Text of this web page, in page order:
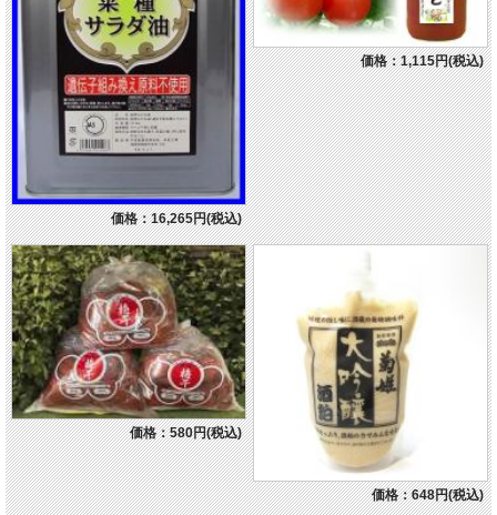
価格：16,265円(税込)
価格：1,115円(税込)
価格：580円(税込)
価格：648円(税込)